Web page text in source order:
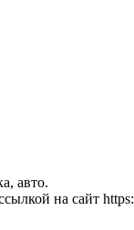
авто.
на сайт